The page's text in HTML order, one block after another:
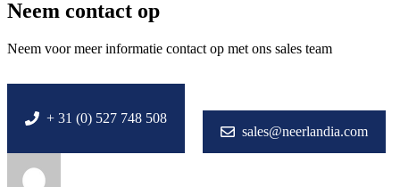
Neem contact op
Neem voor meer informatie contact op met ons sales team
+ 31 (0) 527 748 508
sales@neerlandia.com